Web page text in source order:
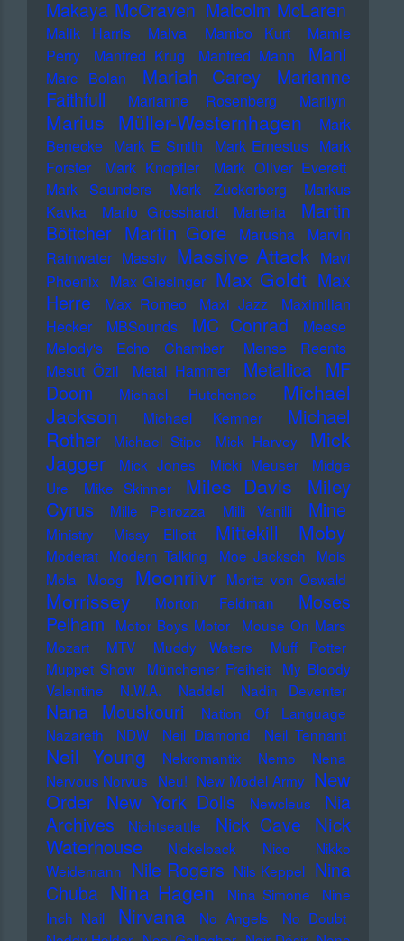
Makaya McCraven Malcolm McLaren
Malik Harris Malva Mambo Kurt
Mamie
Perry
Manfred Krug Manfred Mann Mani
Marc Bolan Mariah Carey
Marianne
Faithfull
Marianne Rosenberg Marilyn
Marius Müller-Westernhagen
Mark
Benecke Mark E Smith Mark Ernestus Mark
Forster
Mark Knopfler
Mark Oliver Everett
Mark Saunders
Mark Zuckerberg
Markus
Kavka
Marlo Grosshardt Marteria
Martin
Böttcher Martin Gore Marusha
Marvin
Rainwater Massiv Massive Attack Mavi
Phoenix Max Giesinger Max Goldt Max
Herre
Max Romeo Maxi Jazz
Maximilian
Hecker
MBSounds MC Conrad
Meese
Melody's Echo Chamber
Mense Reents
Mesut Özil
Metal Hammer Metallica MF
Doom
Michael Hutchence
Michael
Jackson
Michael Kemner
Michael
Rother
Michael Stipe Mick Harvey
Mick
Jagger
Mick Jones Micki Meuser
Midge
Ure
Mike Skinner Miles Davis
Miley
Cyrus
Mille Petrozza Milli Vanilli Mine
Ministry Missy Elliott Mittekill Moby
Moderat Modern Talking Moe Jacksch
Mois
Mola
Moog Moonriivr Moritz von Oswald
Morrissey Morton Feldman
Moses
Pelham
Motor Boys Motor
Mouse On Mars
Mozart
MTV Muddy Waters
Muff Potter
Muppet Show
Münchener Freiheit
My Bloody
Valentine
N.W.A. Naddel Nadin Deventer
Nana Mouskouri
Nation Of Language
Nazareth
NDW Neil Diamond Neil Tennant
Neil Young Nekromantix Nemo
Nena
Nervous Norvus Neu! New Model Army New
Order New York Dolls Newcleus
Nia
Archives
Nichtseattle Nick Cave
Nick
Waterhouse
Nickelback Nico
Nikko
Weidemann Nile Rogers Nils Keppel Nina
Chuba Nina Hagen Nina Simone
Nine
Inch Nail
Nirvana No Angels
No Doubt